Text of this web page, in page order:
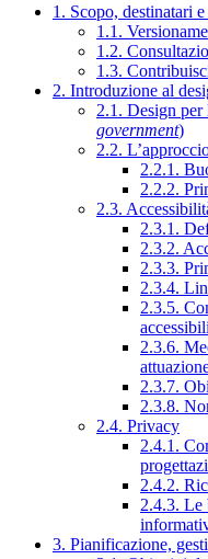
1. Scopo, destinatari
1.1.
1.2.
1.3.
2. Introduzione al
2.1. Design per
government)
2.2.
2.2.1.
2.2.2.
2.3.
2.3.1.
2.3.2.
2.3.3.
2.3.4.
2.3.5.
2.3.6.
2.3.7.
2.3.8.
2.4. Privacy
2.4.1.
2.4.2.
2.4.3. Le
3. Pianificazione,